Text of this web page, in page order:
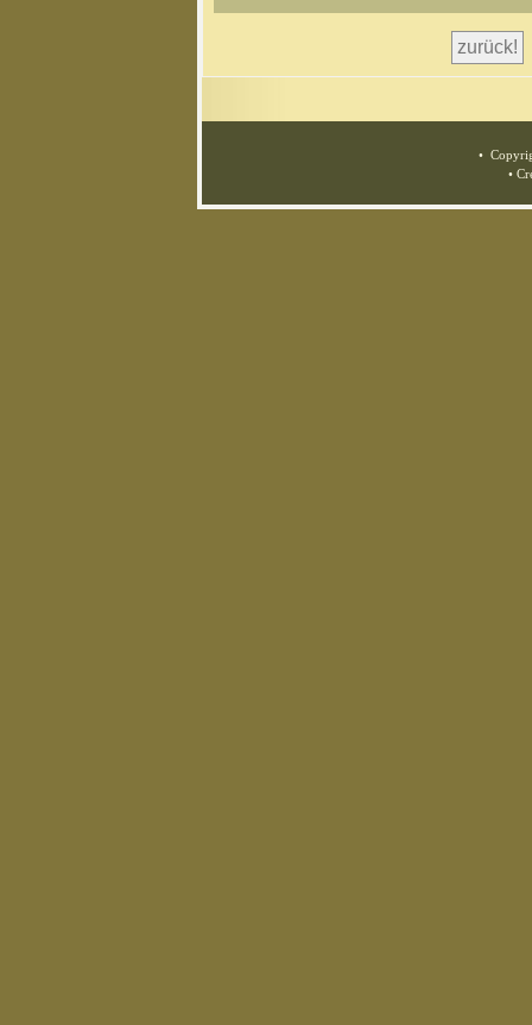
•
•